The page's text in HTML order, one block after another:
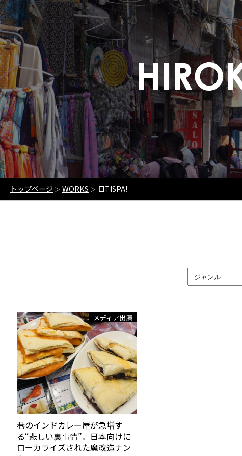
トップページ ＞ WORKS ＞ 日刊SPA!
巷のインドカレー屋が急増す
る“悲しい裏事情”。日本向けに
ローカライズされた魔改造ナン
メディア出演